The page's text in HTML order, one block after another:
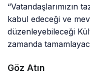
“Vatandaşlarımızın
kabul edeceği ve
düzenleyebileceği
zamanda
Göz Atın